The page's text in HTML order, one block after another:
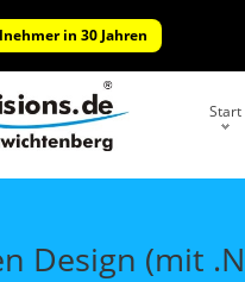
in 30 Jahren
Start
Design (mit